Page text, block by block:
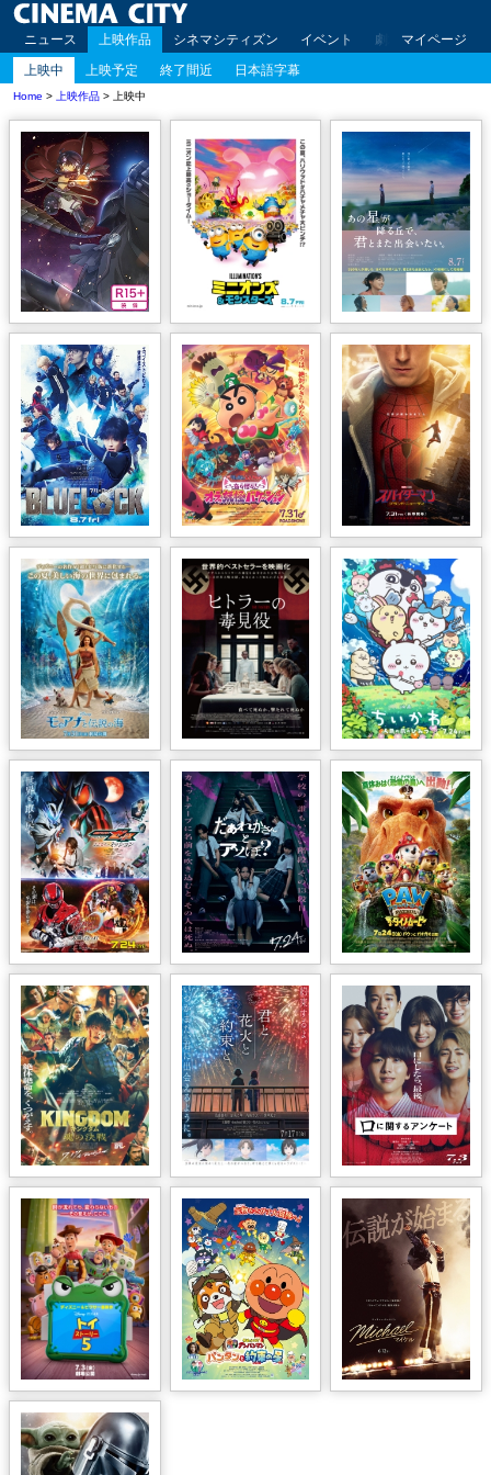
ニュース 上映作品 シネマシティズン イベント 劇場案内 アク
マイページ
上映中
上映予定 終了間近 日本語字幕
Home > 上映作品 > 上映中